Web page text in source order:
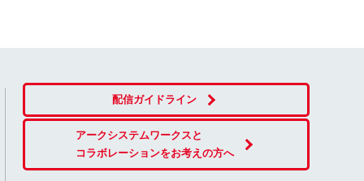
配信ガイドライン
アークシステムワークスと
コラボレーションをお考えの方へ